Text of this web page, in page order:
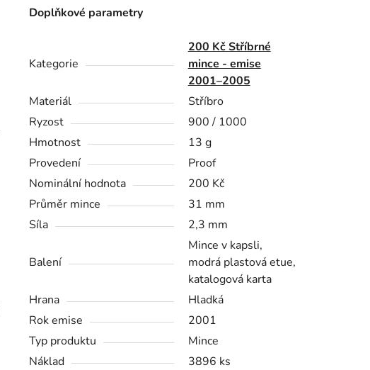
Doplňkové parametry
Kategorie
200 Kč Stříbrné
mince - emise
2001–2005
Materiál
Stříbro
Ryzost
900 / 1000
Hmotnost
13 g
Provedení
Proof
Nominální hodnota
200 Kč
Průměr mince
31 mm
Síla
2,3 mm
Balení
Mince v kapsli,
modrá plastová etue,
katalogová karta
Hrana
Hladká
Rok emise
2001
Typ produktu
Mince
Náklad
3896 ks